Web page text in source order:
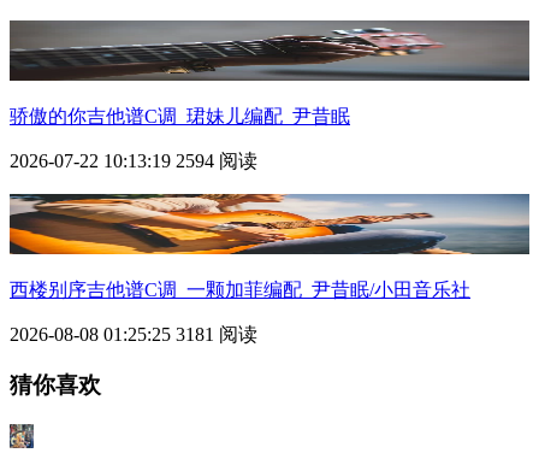
骄傲的你吉他谱C调_珺妹儿编配_尹昔眠
2026-07-22 10:13:19 2594 阅读
西楼别序吉他谱C调_一颗加菲编配_尹昔眠/小田音乐社
2026-08-08 01:25:25 3181 阅读
猜你喜欢